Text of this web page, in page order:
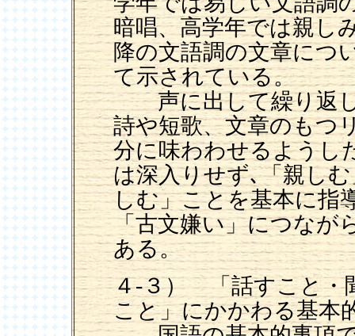
暗唱、高学年では親し
降の文語調の文章につ
て示されている。
声に出して繰り返し
詩や短歌、文章のもつ
分に味わわせるようし
は深入りせず､「親し
しむ」ことを基本に指
「古文嫌い」につなが
ある。
４-３） 「話すこと・
こと」にかかわる基本